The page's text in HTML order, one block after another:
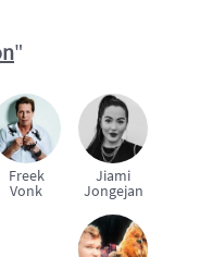
"
Freek
Vonk
Jiami
Jongejan